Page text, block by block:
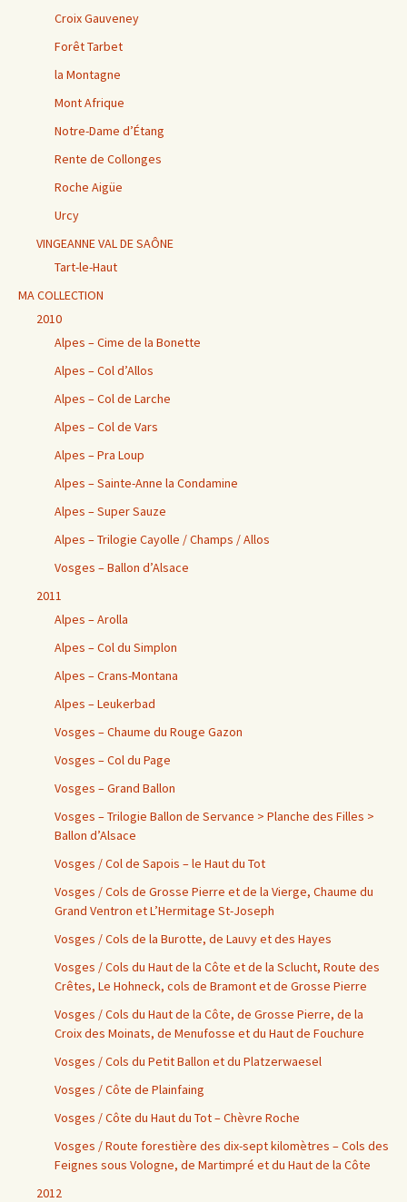
Croix Gauveney
Forêt Tarbet
la Montagne
Mont Afrique
Notre-Dame d’Étang
Rente de Collonges
Roche Aigüe
Urcy
VINGEANNE VAL DE SAÔNE
Tart-le-Haut
MA COLLECTION
2010
Alpes – Cime de la Bonette
Alpes – Col d’Allos
Alpes – Col de Larche
Alpes – Col de Vars
Alpes – Pra Loup
Alpes – Sainte-Anne la Condamine
Alpes – Super Sauze
Alpes – Trilogie Cayolle / Champs / Allos
Vosges – Ballon d’Alsace
2011
Alpes – Arolla
Alpes – Col du Simplon
Alpes – Crans-Montana
Alpes – Leukerbad
Vosges – Chaume du Rouge Gazon
Vosges – Col du Page
Vosges – Grand Ballon
Vosges – Trilogie Ballon de Servance > Planche des Filles >
Ballon d’Alsace
Vosges / Col de Sapois – le Haut du Tot
Vosges / Cols de Grosse Pierre et de la Vierge, Chaume du
Grand Ventron et L’Hermitage St-Joseph
Vosges / Cols de la Burotte, de Lauvy et des Hayes
Vosges / Cols du Haut de la Côte et de la Sclucht, Route des
Crêtes, Le Hohneck, cols de Bramont et de Grosse Pierre
Vosges / Cols du Haut de la Côte, de Grosse Pierre, de la
Croix des Moinats, de Menufosse et du Haut de Fouchure
Vosges / Cols du Petit Ballon et du Platzerwaesel
Vosges / Côte de Plainfaing
Vosges / Côte du Haut du Tot – Chèvre Roche
Vosges / Route forestière des dix-sept kilomètres – Cols des
Feignes sous Vologne, de Martimpré et du Haut de la Côte
2012